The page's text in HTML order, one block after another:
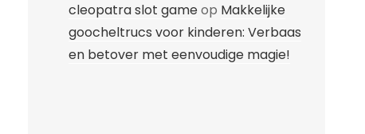
cleopatra slot gameop Makkelijke
goocheltrucs voor kinderen: Verbaas
en betover met eenvoudige magie!